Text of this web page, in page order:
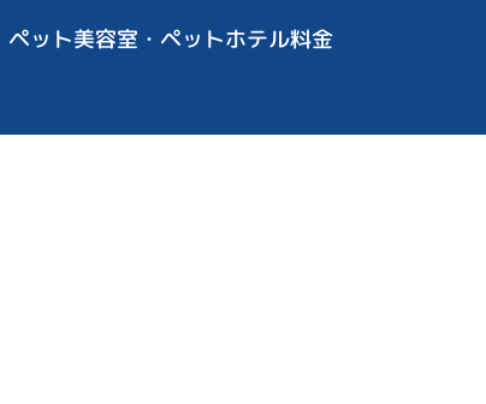
ペット美容室・ペットホテル料金